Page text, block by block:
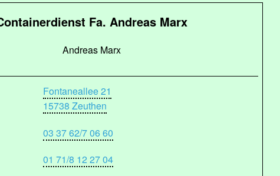
Fa. Andreas Marx
Andreas Marx
Fontaneallee 21
15738 Zeuthen
03 37 62/7 06 60
01 71/8 12 27 04